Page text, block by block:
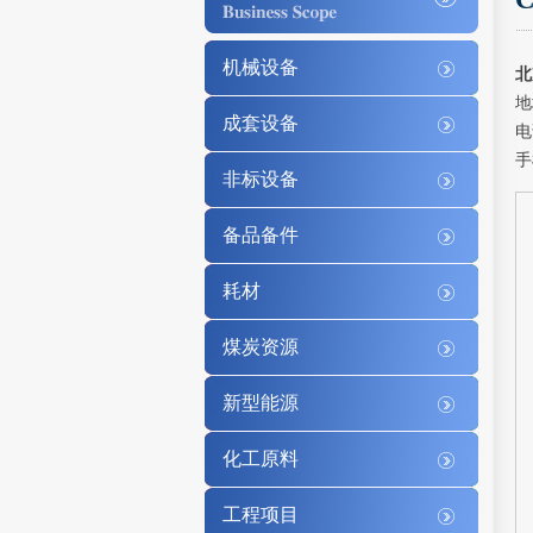
机械设备
成套设备
非标设备
备品备件
耗材
煤炭资源
新型能源
化工原料
工程项目